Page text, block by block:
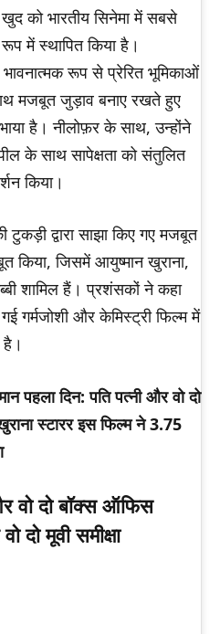
को भारतीय सिनेमा में सबसे
में स्थापित किया है।
रूप से प्रेरित भूमिकाओं
मजबूत जुड़ाव बनाए रखते हुए
है। नीलोफ़र ​​के साथ, उन्होंने
के साथ सापेक्षता को संतुलित
किया।
टुकड़ी द्वारा साझा किए गए मजबूत
जिसमें आयुष्मान खुराना,
शामिल हैं। प्रशंसकों ने कहा
गर्मजोशी और केमिस्ट्री फिल्म में
पहला दिन: पति पत्नी और वो दो
स्टारर इस फिल्म ने 3.75
वो दो बॉक्स ऑफिस
दो मूवी समीक्षा